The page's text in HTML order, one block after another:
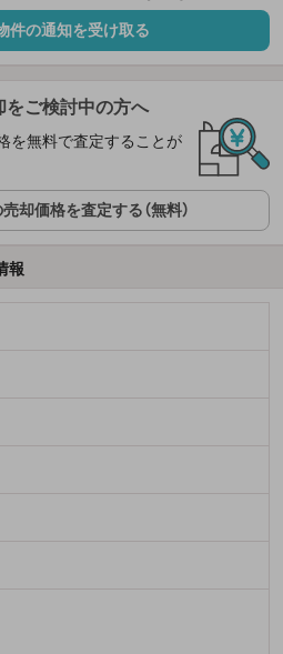
件の通知を受け取る
をご検討中の方へ
を無料で査定することが
却価格を査定する（無料）
報